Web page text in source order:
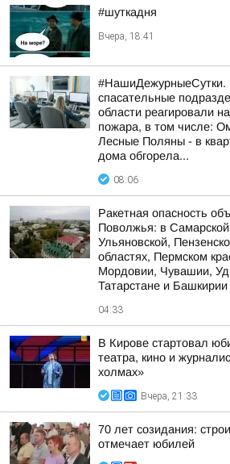
#шуткадня
Вчера, 18:41
#НашиДежурныеСутки.
спасательные
области реагировали
пожара, в том числе:
Лесные Поляны - в
дома обгорела...
08:06
Ракетная опасность
Поволжья: в
Ульяновской,
областях, Пермском
Мордовии, Чувашии,
Татарстане и Башкирии
04:33
В Кирове стартовал
театра, кино и
холмах»
Вчера, 21:33
70 лет созидания:
отмечает юбилей